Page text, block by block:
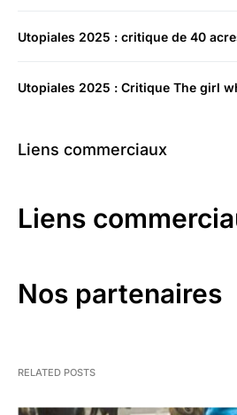
Utopiales 2025 : critique de 40
Utopiales 2025 : Critique The girl
Liens commerciaux
Liens
Nos partenaires
RELATED POSTS